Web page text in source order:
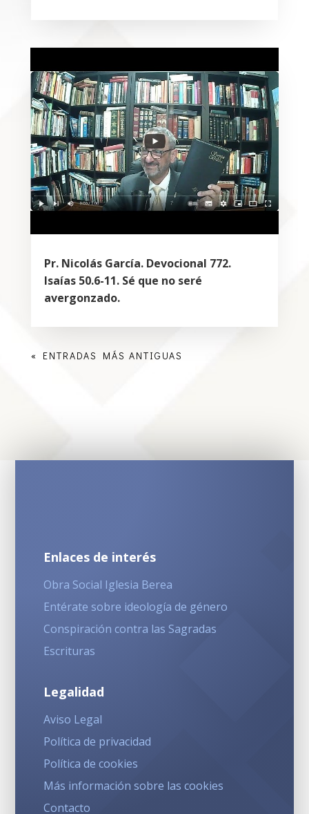
Pr. Nicolás García. Devocional 772.
Isaías 50.6-11. Sé que no seré
avergonzado.
« ENTRADAS MÁS ANTIGUAS
Enlaces de interés
Obra Social Iglesia Berea
Entérate sobre ideología de género
Conspiración contra las Sagradas
Escrituras
Legalidad
Aviso Legal
Política de privacidad
Política de cookies
Más información sobre las cookies
Contacto